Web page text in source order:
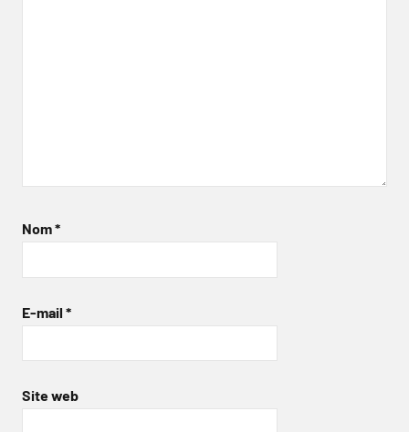
Nom*
E-mail *
Site web